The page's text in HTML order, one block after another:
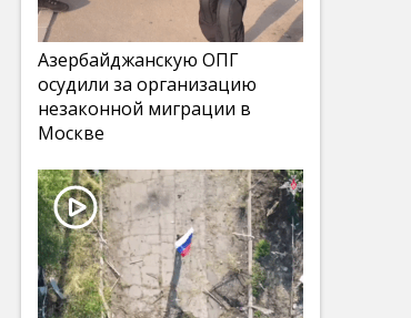
Азербайджанскую ОПГ
осудили за организацию
незаконной миграции в
Москве